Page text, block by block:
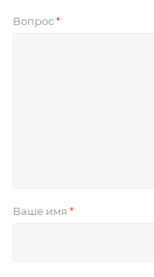
Вопрос *
Ваше имя *